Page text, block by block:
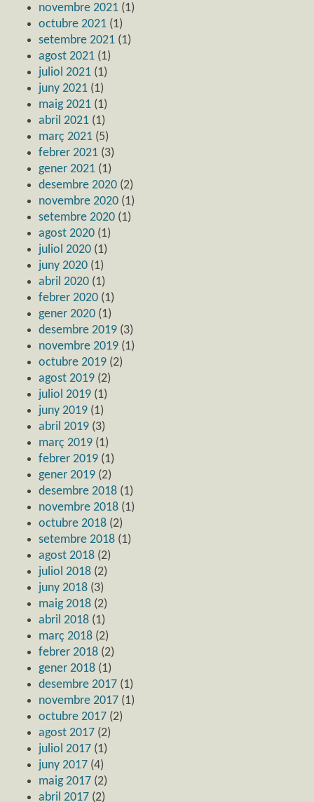
novembre 2021 (1)
octubre 2021 (1)
setembre 2021 (1)
agost 2021 (1)
juliol 2021 (1)
juny 2021 (1)
maig 2021 (1)
abril 2021 (1)
març 2021 (5)
febrer 2021 (3)
gener 2021 (1)
desembre 2020 (2)
novembre 2020 (1)
setembre 2020 (1)
agost 2020 (1)
juliol 2020 (1)
juny 2020 (1)
abril 2020 (1)
febrer 2020 (1)
gener 2020 (1)
desembre 2019 (3)
novembre 2019 (1)
octubre 2019 (2)
agost 2019 (2)
juliol 2019 (1)
juny 2019 (1)
abril 2019 (3)
març 2019 (1)
febrer 2019 (1)
gener 2019 (2)
desembre 2018 (1)
novembre 2018 (1)
octubre 2018 (2)
setembre 2018 (1)
agost 2018 (2)
juliol 2018 (2)
juny 2018 (3)
maig 2018 (2)
abril 2018 (1)
març 2018 (2)
febrer 2018 (2)
gener 2018 (1)
desembre 2017 (1)
novembre 2017 (1)
octubre 2017 (2)
agost 2017 (2)
juliol 2017 (1)
juny 2017 (4)
maig 2017 (2)
abril 2017 (2)